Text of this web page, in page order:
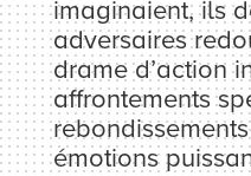
imaginaient, ils
adversaires
drame d’action
affrontements
émotions